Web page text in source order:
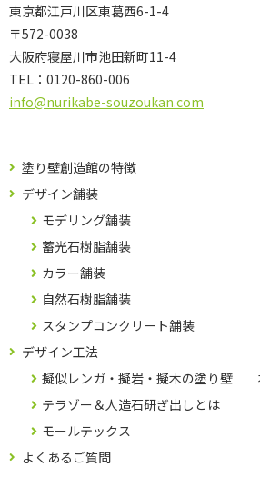
東京都江戸川区東葛西6-1-4
〒572-0038
大阪府寝屋川市池田新町11-4
TEL： 0120-860-006
info@nurikabe-souzoukan.com
塗り壁創造館の特徴
デザイン舗装
モデリング舗装
蓄光石樹脂舗装
カラー舗装
自然石樹脂舗装
スタンプコンクリート舗装
デザイン工法
擬似レンガ・擬岩・擬木の塗り壁
テラゾー＆人造石研ぎ出しとは
モールテックス
よくあるご質問